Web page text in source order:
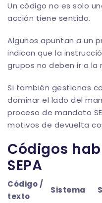
Un código no es solo
acción tiene sentido.
Algunos apuntan a un
indican que la
grupos no deben ir a
Si también gestionas
dominar el lado del
proceso de mandato
motivos de devuelta
Códigos
SEPA
Código /
texto
Sistema